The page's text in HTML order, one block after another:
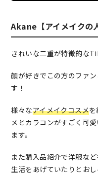
Akane【アイメイクの
きれいな二重が特徴的な
顔が好きでこの方のファ
す！
様々なアイメイクコスメ
メとカラコンがすごく可
ます。
また購入品紹介で洋服な
生活をあげていたりとお